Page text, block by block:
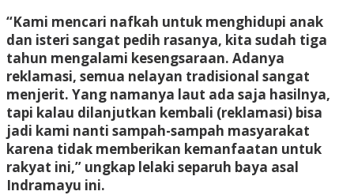
“Kami mencari nafkah untuk menghidupi anak
dan isteri sangat pedih rasanya, kita sudah tiga
tahun mengalami kesengsaraan. Adanya
reklamasi, semua nelayan tradisional sangat
menjerit. Yang namanya laut ada saja hasilnya,
tapi kalau dilanjutkan kembali (reklamasi) bisa
jadi kami nanti sampah-sampah masyarakat
karena tidak memberikan kemanfaatan untuk
rakyat ini,” ungkap lelaki separuh baya asal
Indramayu ini.